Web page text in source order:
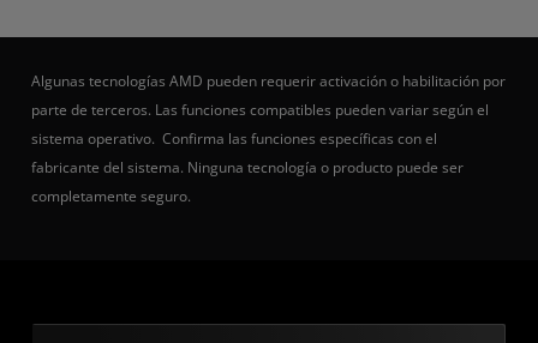
Algunas tecnologías AMD pueden requerir activación o habilitación por
parte de terceros. Las funciones compatibles pueden variar según el
sistema operativo. Confirma las funciones específicas con el
fabricante del sistema. Ninguna tecnología o producto puede ser
completamente seguro.